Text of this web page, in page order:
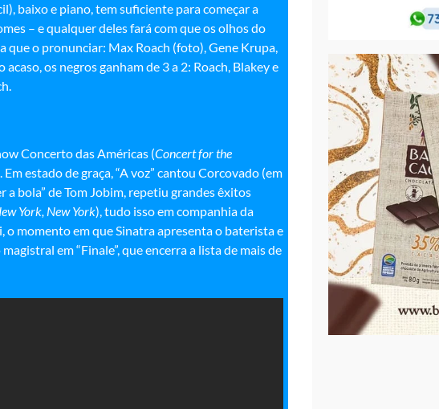
baixo e piano, tem suficiente para começar a
– e qualquer deles fará com que os olhos do
que o pronunciar: Max Roach (foto), Gene Krupa,
os negros ganham de 3 a 2: Roach, Blakey e
Concerto das Américas (Concert for the
estado de graça, “A voz” cantou Corcovado (em
a bola” de Tom Jobim, repetiu grandes êxitos
York, New York), tudo isso em companhia da
momento em que Sinatra apresenta o baterista e
em “Finale”, que encerra a lista de mais de